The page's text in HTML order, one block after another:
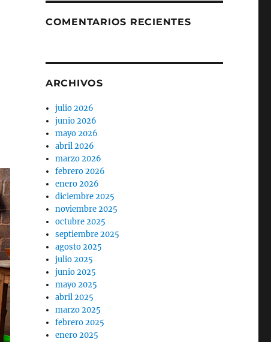
COMENTARIOS RECIENTES
ARCHIVOS
julio 2026
junio 2026
mayo 2026
abril 2026
marzo 2026
febrero 2026
enero 2026
diciembre 2025
noviembre 2025
octubre 2025
septiembre 2025
agosto 2025
julio 2025
junio 2025
mayo 2025
abril 2025
marzo 2025
febrero 2025
enero 2025